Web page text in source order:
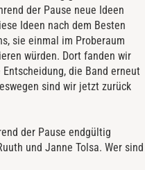
der Pause neue Ideen
Ideen nach dem Besten
sie einmal im Proberaum
würden. Dort fanden wir
die Band erneut
sind wir jetzt zurück
der Pause endgültig
und Janne Tolsa. Wer sind